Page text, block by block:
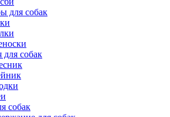
для собак
собак
собак